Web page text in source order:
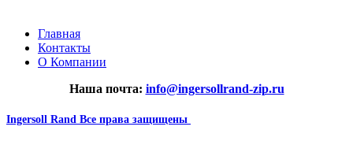
Главная
Контакты
О Компании
Наша почта: info@ingersollrand-zip.ru
Ingersoll Rand Все права защищены